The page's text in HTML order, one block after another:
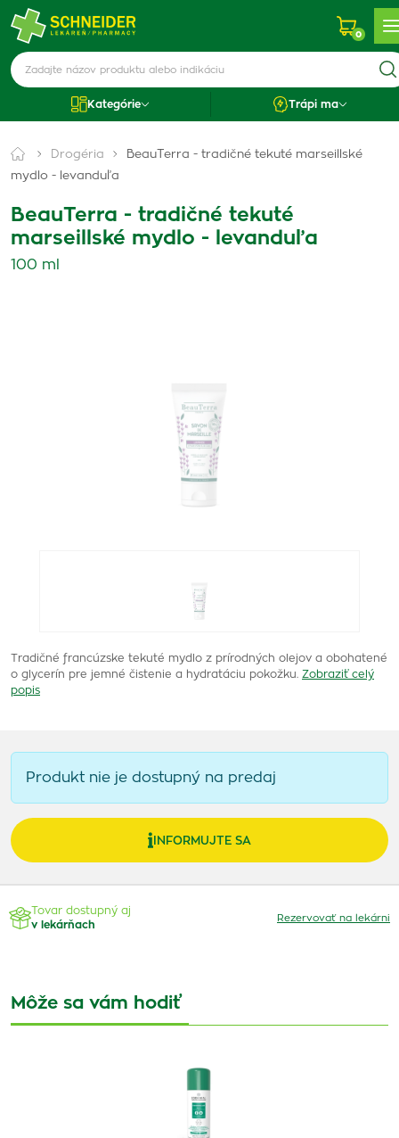
0
Kategórie Trápi ma
Drogéria
BeauTerra - tradičné tekuté marseillské
mydlo - levanduľa
BeauTerra - tradičné tekuté
marseillské mydlo - levanduľa
100 ml
Tradičné francúzske tekuté mydlo z prírodných olejov a obohatené
o glycerín pre jemné čistenie a hydratáciu pokožku. Zobraziť celý
popis
Produkt nie je dostupný na predaj
INFORMUJTE SA
Tovar dostupný aj
v lekárňach
Rezervovať na lekárni
Môže sa vám hodiť